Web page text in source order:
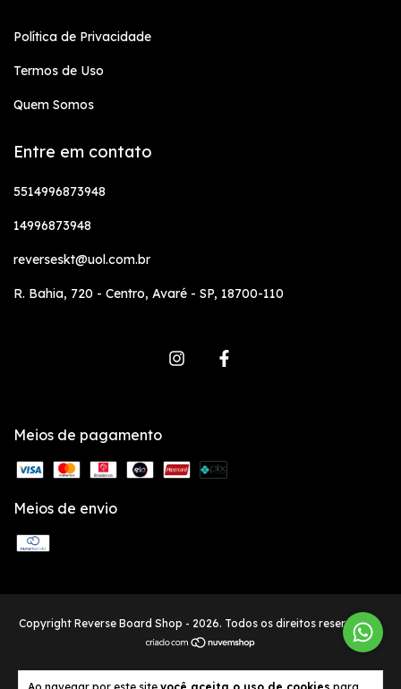
Política de Privacidade
Termos de Uso
Quem Somos
Entre em contato
5514996873948
14996873948
reverseskt@uol.com.br
R. Bahia, 720 - Centro, Avaré - SP, 18700-110
Meios de pagamento
Meios de envio
Copyright Reverse Board Shop - 2026. Todos os direitos reservados.